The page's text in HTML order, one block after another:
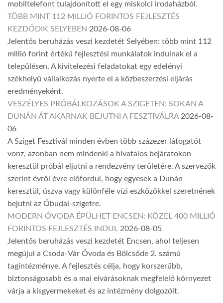
mobiltelefont tulajdonított el egy miskolci irodaházból.
TÖBB MINT 112 MILLIÓ FORINTOS FEJLESZTÉS
KEZDŐDIK SELYEBEN 2026-08-06
Jelentős beruházás veszi kezdetét Selyében: több mint 112
millió forint értékű fejlesztési munkálatok indulnak el a
településen. A kivitelezési feladatokat egy edelényi
székhelyű vállalkozás nyerte el a közbeszerzési eljárás
eredményeként.
VESZÉLYES PRÓBÁLKOZÁSOK A SZIGETEN: SOKAN A
DUNÁN ÁT AKARNAK BEJUTNI A FESZTIVÁLRA 2026-08-
06
A Sziget Fesztivál minden évben több százezer látogatót
vonz, azonban nem mindenki a hivatalos bejáratokon
keresztül próbál eljutni a rendezvény területére. A szervezők
szerint évről évre előfordul, hogy egyesek a Dunán
keresztül, úszva vagy különféle vízi eszközökkel szeretnének
bejutni az Óbudai-szigetre.
MODERN ÓVODA ÉPÜLHET ENCSEN: KÖZEL 400 MILLIÓ
FORINTOS FEJLESZTÉS INDUL 2026-08-05
Jelentős beruházás veszi kezdetét Encsen, ahol teljesen
megújul a Csoda-Vár Óvoda és Bölcsőde 2. számú
tagintézménye. A fejlesztés célja, hogy korszerűbb,
biztonságosabb és a mai elvárásoknak megfelelő környezet
várja a kisgyermekeket és az intézmény dolgozóit.